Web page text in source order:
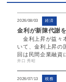
2026/08/03 経済
金利が新陳代謝
金利上昇が益々
いて、金利上昇の
回は民間企業融資
井口 秀昭
2026/07/13 税務